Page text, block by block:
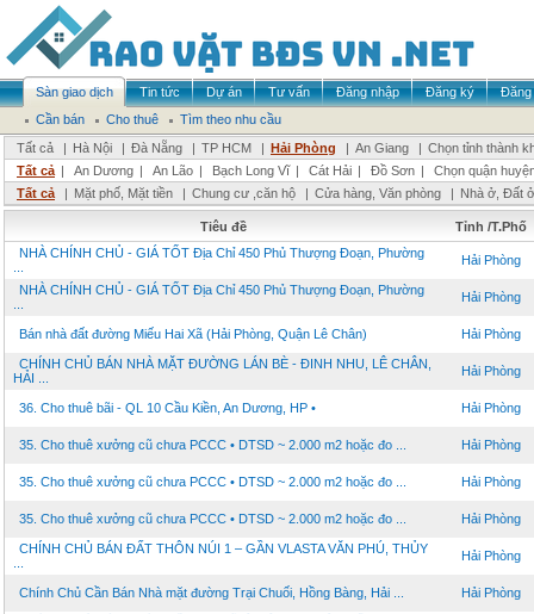
Sàn giao dịch Tin tức Dự án Tư vấn Đăng nhập Đăng ký
Đăng
Cần bán
Cho thuê
Tìm theo nhu cầu
Tất cả
| Hà Nội | Đà Nẵng | TP HCM | Hải Phòng | An Giang | Chọn tỉnh thành
Tất cả | An Dương | An Lão | Bạch Long Vĩ | Cát Hải | Đồ Sơn |
Chọn quận
Tất cả
| Mặt phố, Mặt tiền | Chung cư ,căn hộ | Cửa hàng, Văn phòng | Nhà ở, Đất ở
Tiêu đề
Tỉnh /T.Phố
NHÀ CHÍNH CHỦ - GIÁ TỐT Địa Chỉ 450 Phủ Thượng Đoạn, Phường
Hải Phòng
NHÀ CHÍNH CHỦ - GIÁ TỐT Địa Chỉ 450 Phủ Thượng Đoạn, Phường
Hải Phòng
Bán nhà đất đường Miếu Hai Xã (Hải Phòng, Quận Lê Chân) Hải Phòng
CHÍNH CHỦ BÁN NHÀ MẶT ĐƯỜNG LÁN BÈ - ĐINH NHU, LÊ CHÂN,
HẢI ...
Hải Phòng
36. Cho thuê bãi - QL 10 Cầu Kiền, An Dương, HP • Hải Phòng
35. Cho thuê xưởng cũ chưa PCCC • DTSD ~ 2.000 m2 hoặc đo ... Hải Phòng
35. Cho thuê xưởng cũ chưa PCCC • DTSD ~ 2.000 m2 hoặc đo ... Hải Phòng
35. Cho thuê xưởng cũ chưa PCCC • DTSD ~ 2.000 m2 hoặc đo ... Hải Phòng
CHÍNH CHỦ BÁN ĐẤT THÔN NÚI 1 – GẦN VLASTA VĂN PHÚ, THỦY
Hải Phòng
Chính Chủ Cần Bán Nhà mặt đường Trại Chuối, Hồng Bàng, Hải ... Hải Phòng